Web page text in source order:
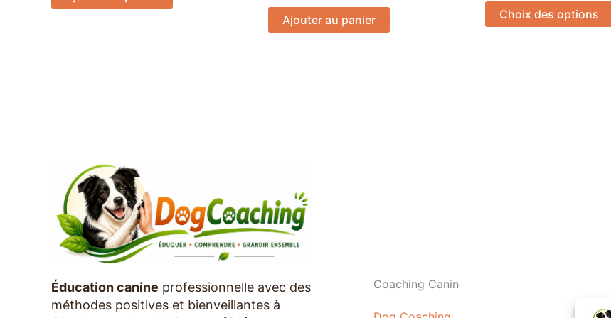
Ajouter au panier Choix des options
Éducation canine professionnelle avec des
méthodes positives et bienveillantes à
Coaching Canin